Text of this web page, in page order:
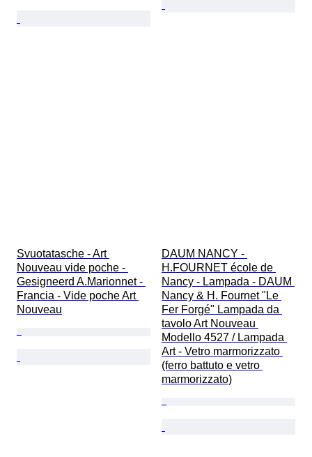
Svuotatasche - Art
Nouveau vide poche -
Gesigneerd A.Marionnet -
Francia - Vide poche Art
Nouveau
DAUM NANCY -
H.FOURNET école de
Nancy - Lampada - DAUM
Nancy & H. Fournet "Le
Fer Forgé" Lampada da
tavolo Art Nouveau
Modello 4527 / Lampada
Art - Vetro marmorizzato
(ferro battuto e vetro
marmorizzato)